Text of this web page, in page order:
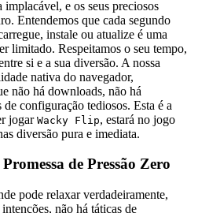
e os seus preciosos
Entendemos que cada segundo
instale ou atualize é uma
limitado. Respeitamos o seu tempo,
si e a sua diversão. A nossa
nativa do navegador,
não há downloads, não há
de configuração tediosos. Esta é a
jogar Wacky Flip, estará no jogo
diversão pura e imediata.
de Pressão Zero
pode relaxar verdadeiramente,
não há táticas de